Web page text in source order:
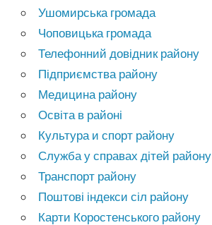
Ушомирська громада
Чоповицька громада
Телефонний довідник району
Підприємства району
Медицина району
Освіта в районі
Культура и спорт району
Служба у справах дітей району
Транспорт району
Поштові індекси сіл району
Карти Коростенського району